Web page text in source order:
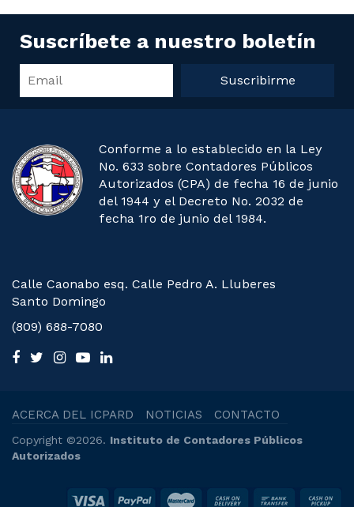
Suscríbete a nuestro boletín
Suscribirme
Conforme a lo establecido en la Ley
No. 633 sobre Contadores Públicos
Autorizados (CPA) de fecha 16 de junio
del 1944 y el Decreto No. 2032 de
fecha 1ro de junio del 1984.
Calle Caonabo esq. Calle Pedro A. Lluberes
Santo Domingo
(809) 688-7080
ACERCA DEL ICPARD NOTICIAS CONTACTO
Copyright ©2026. Instituto de Contadores Públicos
Autorizados